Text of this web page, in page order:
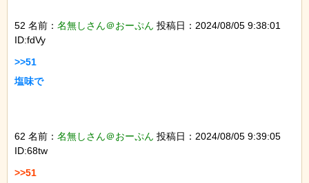
52 名前： 名無しさん＠おーぷん 投稿日：2024/08/05 9:38:01
ID:fdVy
>>51
塩味で
62 名前： 名無しさん＠おーぷん 投稿日：2024/08/05 9:39:05
ID:68tw
>>51